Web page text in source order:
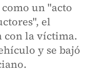
un "acto
el
con la víctima.
y se bajó